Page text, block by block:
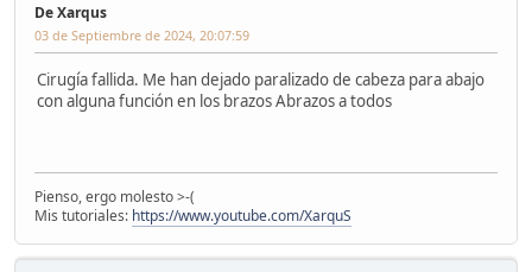
De Xarqus
03 de Septiembre de 2024, 20:07:59
Cirugía fallida. Me han dejado paralizado de cabeza para abajo
con alguna función en los brazos Abrazos a todos
Pienso, ergo molesto >-(
Mis tutoriales: https://www.youtube.com/XarquS